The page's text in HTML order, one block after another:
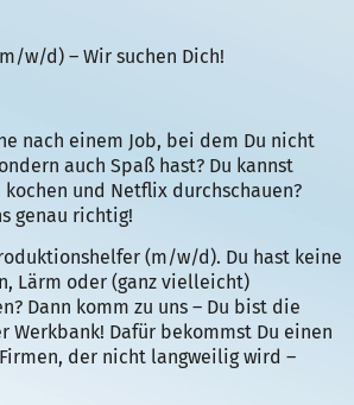
w/d) – Wir suchen Dich!
nach einem Job, bei dem Du nicht
auch Spaß hast? Du kannst
und Netflix durchschauen?
genau richtig!
(m/w/d). Du hast keine
Lärm oder (ganz vielleicht)
Dann komm zu uns – Du bist die
Werkbank! Dafür bekommst Du einen
der nicht langweilig wird –